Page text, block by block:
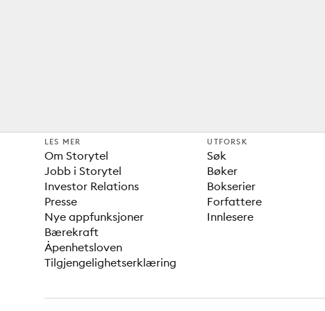
LES MER
Om Storytel
Jobb i Storytel
Investor Relations
Presse
Nye appfunksjoner
Bærekraft
Åpenhetsloven
Tilgjengelighetserklæring
UTFORSK
Søk
Bøker
Bokserier
Forfattere
Innlesere